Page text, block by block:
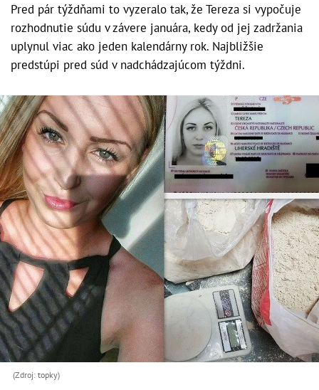
Pred pár týždňami to vyzeralo tak, že Tereza si vypočuje
rozhodnutie súdu v závere januára, kedy od jej zadržania
uplynul viac ako jeden kalendárny rok. Najbližšie
predstúpi pred súd v nadchádzajúcom týždni.
(Zdroj: topky)